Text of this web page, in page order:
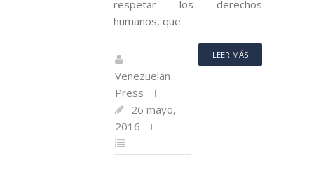
respetar los derechos
humanos, que
LEER MÁS
Venezuelan
Press
26 mayo,
2016